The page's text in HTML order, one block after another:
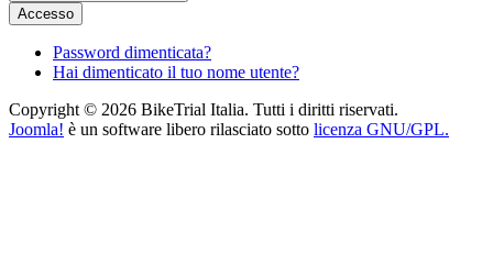
Accesso
Password dimenticata?
Hai dimenticato il tuo nome utente?
Copyright © 2026 BikeTrial Italia. Tutti i diritti riservati.
Joomla! è un software libero rilasciato sotto licenza GNU/GPL.